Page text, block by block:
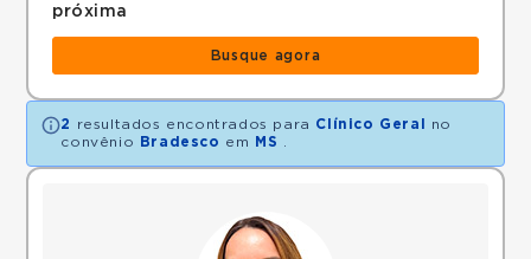
próxima
Busque agora
2 resultados encontrados para Clínico Geral
no
convênio
Bradesco em MS